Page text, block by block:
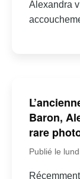
Alexandra
Baron,
rare
Publié le